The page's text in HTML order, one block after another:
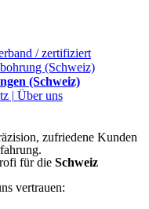
(Schweiz)
| Über uns
zufriedene Kunden
für die Schweiz
vertrauen: